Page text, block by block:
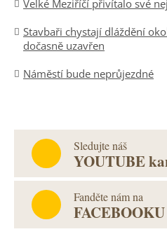
Velké Meziříčí přivítalo své
Stavbaři chystají dláždění
dočasně uzavřen
Náměstí bude neprůjezdné
Sledujte náš
YOUTUBE
Fanděte nám na
FACEBOOKU